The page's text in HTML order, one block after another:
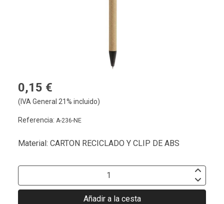
0,15 €
(IVA General 21% incluido)
Referencia: A-236-NE
Material: CARTON RECICLADO Y CLIP DE ABS
Añadir a la cesta